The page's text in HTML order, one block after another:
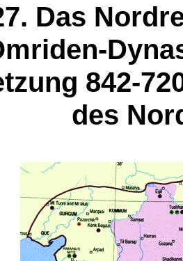
Das
842-
des